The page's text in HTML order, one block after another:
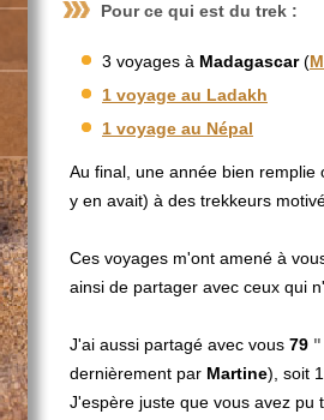
Pour ce qui est du trek :
3 voyages à Madagascar(
1 voyage au Ladakh
1 voyage au Népal
Au final, une année bien
y en avait) à des trekkeurs
Ces voyages m'ont amené à
ainsi de partager avec ceux qui
J'ai aussi partagé avec vous 79
dernièrement par Martine), soit
J'espère juste que vous avez pu